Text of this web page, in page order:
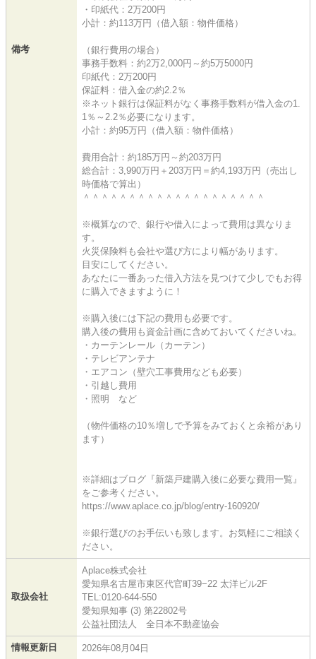
備考
・印紙代：2万200円
小計：約113万円（借入額：物件価格）
（銀行費用の場合）
事務手数料：約2万2,000円～約5万5000円
印紙代：2万200円
保証料：借入金の約2.2％
※ネット銀行は保証料がなく事務手数料が借入金の1.
1％～2.2％必要になります。
小計：約95万円（借入額：物件価格）
費用合計：約185万円～約203万円
総合計：3,990万円＋203万円＝約4,193万円（売出し
時価格で算出）
＾＾＾＾＾＾＾＾＾＾＾＾＾＾＾＾＾＾＾＾
※概算なので、銀行や借入によって費用は異なりま
す。
火災保険料も会社や選び方により幅があります。
目安にしてください。
あなたに一番あった借入方法を見つけて少しでもお得
に購入できますように！
※購入後には下記の費用も必要です。
購入後の費用も資金計画に含めておいてくださいね。
・カーテンレール（カーテン）
・テレビアンテナ
・エアコン（壁穴工事費用なども必要）
・引越し費用
・照明 など
（物件価格の10％増しで予算をみておくと余裕があり
ます）
※詳細はブログ『新築戸建購入後に必要な費用一覧』
をご参考ください。
https://www.aplace.co.jp/blog/entry-160920/
※銀行選びのお手伝いも致します。お気軽にご相談く
ださい。
取扱会社
Aplace株式会社
愛知県名古屋市東区代官町39−22 太洋ビル2F
TEL:0120-644-550
愛知県知事 (3) 第22802号
公益社団法人 全日本不動産協会
情報更新日 2026年08月04日